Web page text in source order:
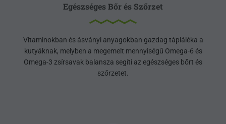
Egészséges Bőr és Szőrzet
Vitaminokban és ásványi anyagokban gazdag tápláléka a
kutyáknak, melyben a megemelt mennyiségű Omega-6 és
Omega-3 zsírsavak balansza segíti az egészséges bőrt és
szőrzetet.